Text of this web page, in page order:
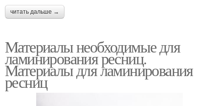
читать дальше →
Материалы необходимые для
ламинирования ресниц.
Материалы для ламинирования
ресниц